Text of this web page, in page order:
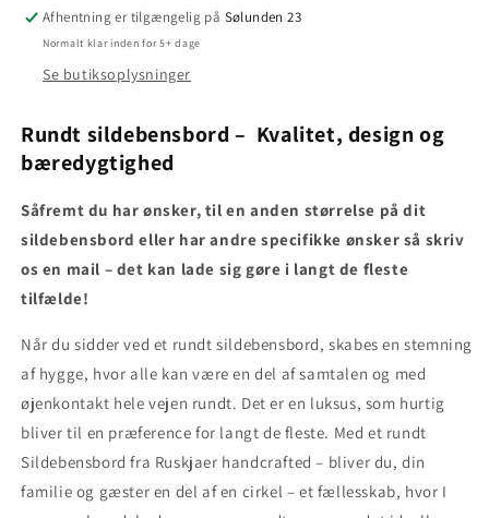
Afhentning er tilgængelig på Sølunden 23
Normalt klar inden for 5+ dage
Se butiksoplysninger
Rundt sildebensbord – Kvalitet, design og
bæredygtighed
Såfremt du har ønsker, til en anden størrelse på dit
sildebensbord eller har andre specifikke ønsker så skriv
os en mail – det kan lade sig gøre i langt de fleste
tilfælde!
Når du sidder ved et rundt sildebensbord, skabes en stemning
af hygge, hvor alle kan være en del af samtalen og med
øjenkontakt hele vejen rundt. Det er en luksus, som hurtig
bliver til en præference for langt de fleste. Med et rundt
Sildebensbord fra Ruskjaer handcrafted – bliver du, din
familie og gæster en del af en cirkel – et fællesskab, hvor I